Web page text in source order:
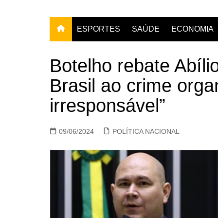
ESPORTES SAÚDE ECONOMIA
Botelho rebate
Brasil ao crime
irresponsável”
09/06/2024 POLÍTICA NACIONAL